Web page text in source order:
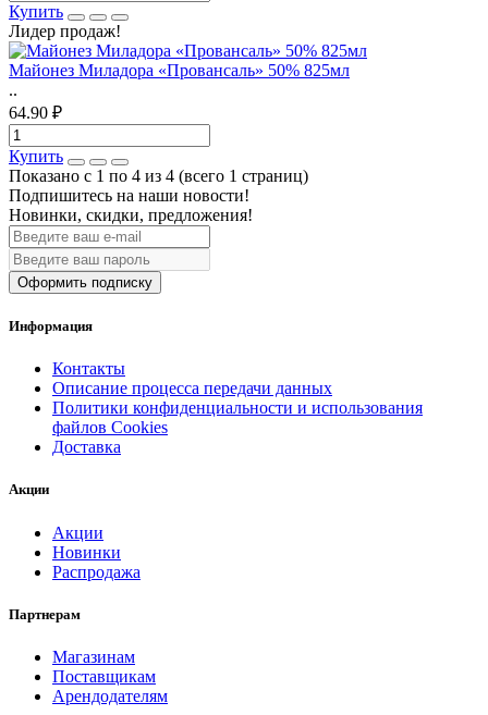
Купить
Лидер продаж!
Майонез Миладора «Провансаль» 50% 825мл
..
64.90 ₽
Купить
Показано с 1 по 4 из 4 (всего 1 страниц)
Подпишитесь на наши новости!
Новинки, скидки, предложения!
Оформить подписку
Информация
Контакты
Описание процесса передачи данных
Политики конфиденциальности и использования
файлов Cookies
Доставка
Акции
Акции
Новинки
Распродажа
Партнерам
Магазинам
Поставщикам
Арендодателям